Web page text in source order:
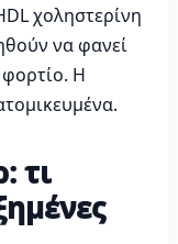
χοληστερίνη
να φανεί
Η
τι